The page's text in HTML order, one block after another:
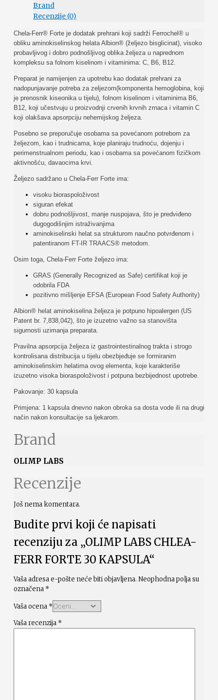
Brand
Recenzije (0)
Chela-Ferr® Forte je dodatak prehrani koji sadrži Ferrochel® u
obliku aminokiselinskog helata Albion® (željezo bisglicinat), visoko
probavljivog i dobro podnošljivog oblika željeza u naprednom
kompleksu sa folnom kiselinom i vitaminima: C, B6, B12.
Preparat je namijenjen za upotrebu kao dodatak prehrani za
nadopunjavanje potreba za zeljezom(komponenta hemoglobina, koji
je prenosnik kiseonika u tijelu), folnom kiselinom i vitaminima B6,
B12, koji učestvuju u proizvodnji crvenih krvnih zrnaca i vitamin C
koji olakšava apsorpciju nehemijskog željeza.
Posebno se preporučuje osobama sa povećanom potrebom za
željezom, kao i trudnicama, koje planiraju trudnoću, dojenju i
perimenstrualnom periodu, kao i osobama sa povećanom fizičkom
aktivnošću, davaocima krvi.
Željezo sadržano u Chela-Ferr Forte ima:
visoku bioraspoloživost
siguran efekat
dobru podnošljivost, manje nuspojava, što je predviđeno
dugogodišnjim istraživanjima
aminokiselinski helat sa strukturom naučno potvrđenom i
patentiranom FT-IR TRAACS® metodom.
Osim toga, Chela-Ferr Forte željezo ima:
GRAS (Generally Recognized as Safe) certifikat koji je
odobrila FDA
pozitivno mišljenje EFSA (European Food Safety Authority)
Albion® helat aminokiselina željeza je potpuno hipoalergen (US
Patent br. 7,838,042), što je izuzetno važno sa stanovišta
sigurnosti uzimanja preparata.
Pravilna apsorpcija željeza iz gastrointestinalnog trakta i strogo
kontrolisana distribucija u tijelu obezbjeđuje se formiranim
aminokiselinskim helatima ovog elementa, koje karakteriše
izuzetno visoka bioraspoloživost i potpuna bezbijednost upotrebe.
Pakovanje: 30 kapsula
Primjena: 1 kapsula dnevno nakon obroka sa dosta vode ili na drugi
način nakon konsultacije sa ljekarom.
Brand
OLIMP LABS
Recenzije
Još nema komentara.
Budite prvi koji će napisati
recenziju za „OLIMP LABS CHLEA-
FERR FORTE 30 KAPSULA“
Vaša adresa e-pošte neće biti objavljena. Neophodna polja su
označena *
Vaša ocena *
Vaša recenzija *